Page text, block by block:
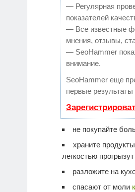
— Регулярная
показателей
— Все известные
мнения, отзывы,
— SeoHammer
внимание.
SeoHammer еще
первые
не покупайте
храните
легкостью
разложите на
спасают от моли